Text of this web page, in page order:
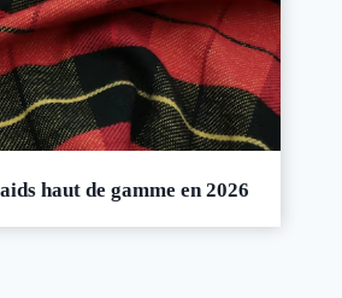
haut de gamme en 2026